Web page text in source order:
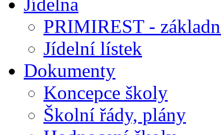
PRIMIREST -
Jídelní lístek
Dokumenty
Koncepce školy
Školní řády, plány